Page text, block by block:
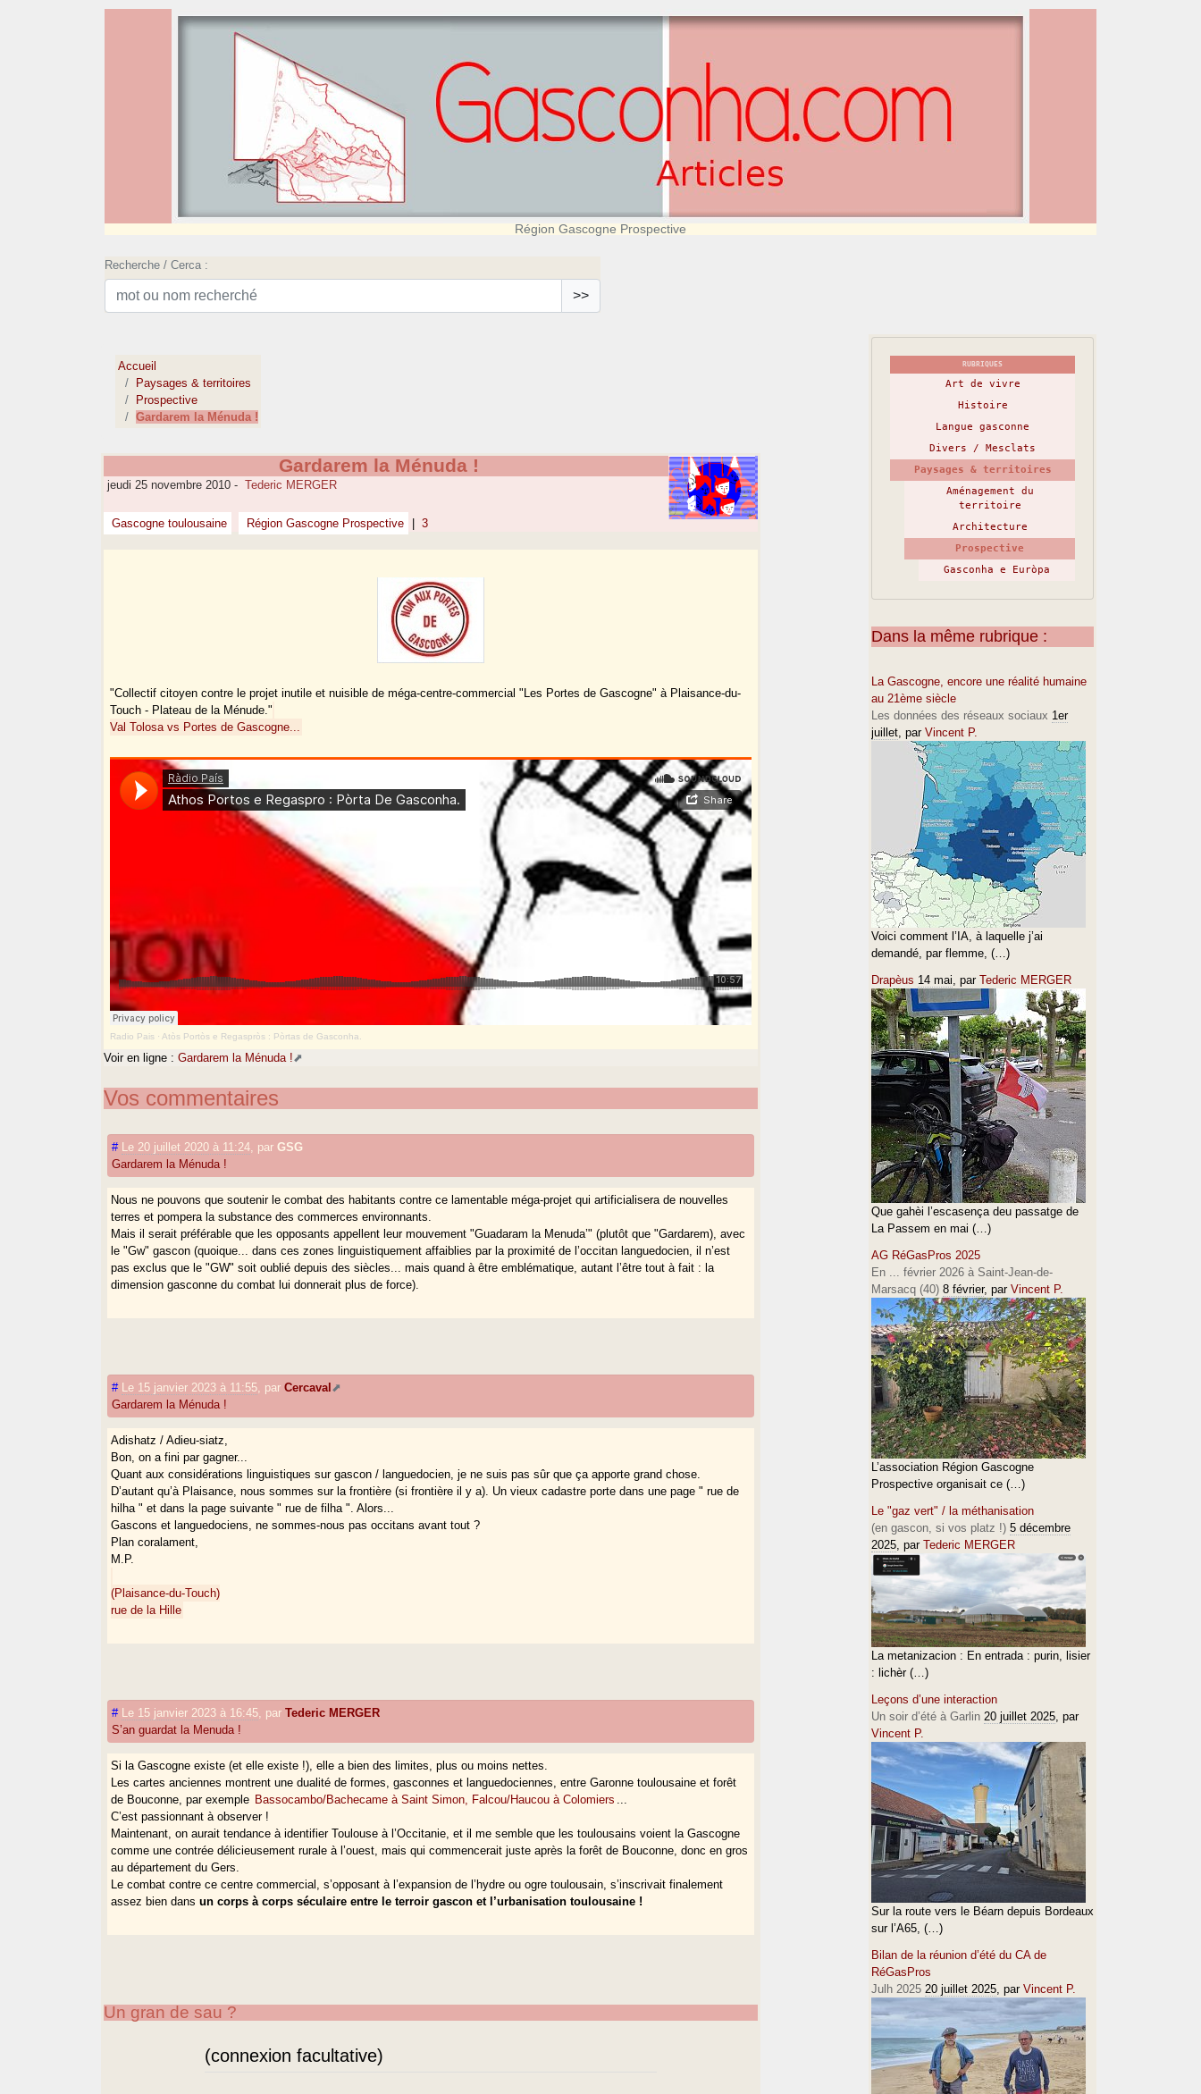
Région Gascogne Prospective
Recherche / Cerca :
>>
Accueil
Paysages & territoires
Prospective
Gardarem la Ménuda !
Gardarem la Ménuda !
jeudi 25 novembre 2010 - Tederic MERGER
Gascogne toulousaine Région Gascogne Prospective 3
"Collectif citoyen contre le projet inutile et nuisible de méga-centre-commercial "Les Portes de Gascogne" à Plaisance-du-
Touch - Plateau de la Ménude."
Val Tolosa vs Portes de Gascogne...
Radio Pais · Atòs Portòs e Regaspròs : Pòrtas de Gasconha.
Voir en ligne :Gardarem la Ménuda !
Vos commentaires
# Le 20 juillet 2020 à 11:24 parGSG
Gardarem la Ménuda !
Nous ne pouvons que soutenir le combat des habitants contre ce lamentable méga-projet qui artificialisera de nouvelles
terres et pompera la substance des commerces environnants.
Mais il serait préférable que les opposants appellent leur mouvement "Guadaram la Menuda’" (plutôt que "Gardarem), avec
le "Gw" gascon (quoique... dans ces zones linguistiquement affaiblies par la proximité de l’occitan languedocien, il n’est
pas exclus que le "GW" soit oublié depuis des siècles... mais quand à être emblématique, autant l’être tout à fait : la
dimension gasconne du combat lui donnerait plus de force).
# Le 15 janvier 2023 à 11:55 parCercaval
Gardarem la Ménuda !
Adishatz / Adieu-siatz,
Bon, on a fini par gagner...
Quant aux considérations linguistiques sur gascon / languedocien, je ne suis pas sûr que ça apporte grand chose.
D’autant qu’à Plaisance, nous sommes sur la frontière (si frontière il y a). Un vieux cadastre porte dans une page " rue de
hilha " et dans la page suivante " rue de filha ". Alors...
Gascons et languedociens, ne sommes-nous pas occitans avant tout ?
Plan coralament,
M.P.
(Plaisance-du-Touch)
rue de la Hille
# Le 15 janvier 2023 à 16:45 parTederic MERGER
S’an guardat la Menuda !
Si la Gascogne existe (et elle existe !), elle a bien des limites, plus ou moins nettes.
Les cartes anciennes montrent une dualité de formes, gasconnes et languedociennes, entre Garonne toulousaine et forêt
de Bouconne, par exemple Bassocambo/Bachecame à Saint Simon, Falcou/Haucou à Colomiers
C’est passionnant à observer !
Maintenant, on aurait tendance à identifier Toulouse à l’Occitanie, et il me semble que les toulousains voient la Gascogne
comme une contrée délicieusement rurale à l’ouest, mais qui commencerait juste après la forêt de Bouconne, donc en gros
au département du Gers.
Le combat contre ce centre commercial, s’opposant à l’expansion de l’hydre ou ogre toulousain, s’inscrivait finalement
assez bien dansun corps à corps séculaire entre le terroir gascon et l’urbanisation toulousaine !
Un gran de sau ?
(connexion facultative)
RUBRIQUES
Art de vivre
Histoire
Langue gasconne
Divers / Mesclats
Paysages & territoires
Aménagement du
territoire
Architecture
Prospective
Gasconha e Euròpa
Dans la même rubrique :
La Gascogne, encore une réalité humaine
au 21ème siècle
Les données des réseaux sociaux 1er
juillet, par Vincent P.
Voici comment l’IA, à laquelle j’ai
demandé, par flemme, (…)
Drapèus 14 mai, par Tederic MERGER
Que gahèi l’escasença deu passatge de
La Passem en mai (…)
AG RéGasPros 2025
En ... février 2026 à Saint-Jean-de-
Marsacq (40) 8 février, par Vincent P.
L’association Région Gascogne
Prospective organisait ce (…)
Le "gaz vert" / la méthanisation
(en gascon, si vos platz !) 5 décembre
2025, par Tederic MERGER
La metanizacion : En entrada : purin, lisier
: lichèr (…)
Leçons d’une interaction
Un soir d’été à Garlin 20 juillet 2025, par
Vincent P.
Sur la route vers le Béarn depuis Bordeaux
sur l’A65, (…)
Bilan de la réunion d’été du CA de
RéGasPros
Julh 2025 20 juillet 2025, par Vincent P.